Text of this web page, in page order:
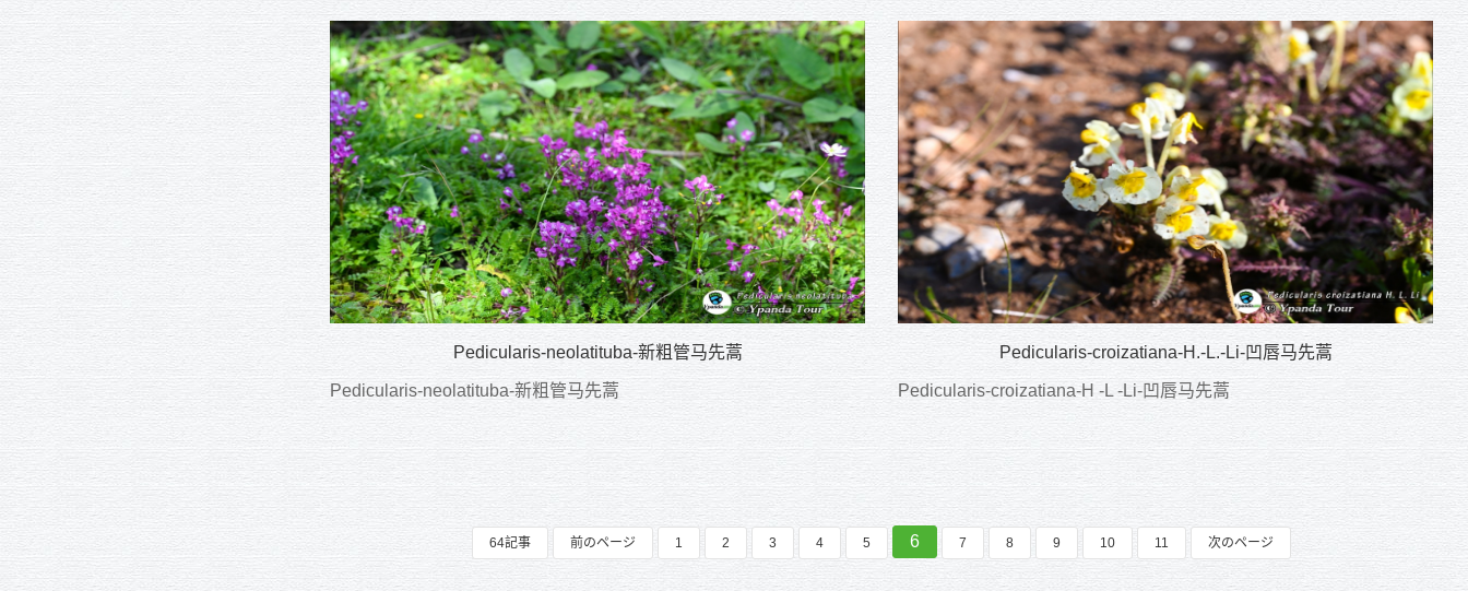
Pedicularis-neolatituba-新粗管马先蒿
Pedicularis-neolatituba-新粗管马先蒿
Pedicularis-croizatiana-H.-L.-Li-凹唇马先蒿
Pedicularis-croizatiana-H -L -Li-凹唇马先蒿
64記事 前のページ 1 2 3 4 5 6 7 8 9 10 11 次のページ